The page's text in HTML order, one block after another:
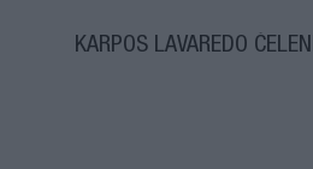
KARPOS LAVAREDO